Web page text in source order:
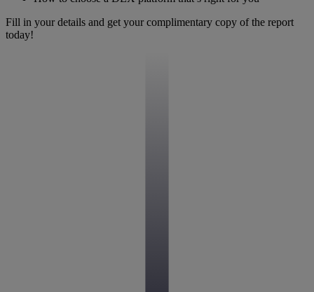
Fill in your details and get your complimentary copy of the report
today!